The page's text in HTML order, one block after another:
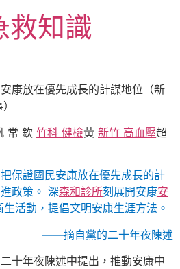
救知識
康放在優先成長的計謀地位（新
常 欽 竹科 健檢黃 新竹 高血壓超
保證國民安康放在優先成長的計
政策。 深森和診所刻展開安康安
活動，提倡文明安康生涯方法。
——摘自黨的二十年夜陳述
十年夜陳述中提出，推動安康中